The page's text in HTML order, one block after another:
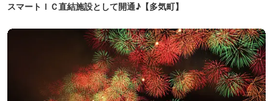
スマートＩＣ直結施設として開通♪【多気町】